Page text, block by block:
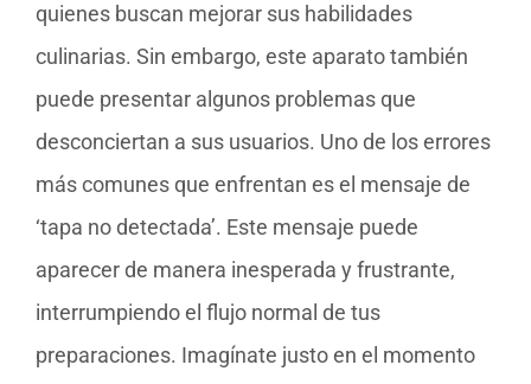
quienes buscan mejorar sus habilidades
culinarias. Sin embargo, este aparato también
puede presentar algunos problemas que
desconciertan a sus usuarios. Uno de los errores
más comunes que enfrentan es el mensaje de
‘tapa no detectada’. Este mensaje puede
aparecer de manera inesperada y frustrante,
interrumpiendo el flujo normal de tus
preparaciones. Imagínate justo en el momento